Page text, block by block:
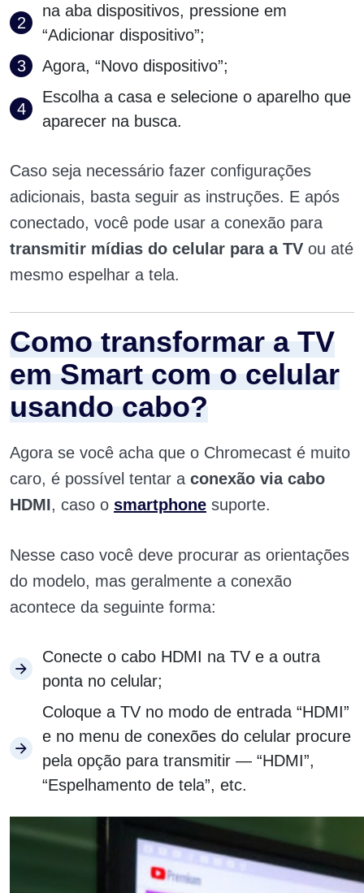
na aba dispositivos, pressione em
“Adicionar dispositivo”;
Agora, “Novo dispositivo”;
Escolha a casa e selecione o aparelho que
aparecer na busca.
Caso seja necessário fazer configurações
adicionais, basta seguir as instruções. E após
conectado, você pode usar a conexão para
transmitir mídias do celular para a TV ou até
mesmo espelhar a tela.
Como transformar a TV
em Smart com o celular
usando cabo?
Agora se você acha que o Chromecast é muito
caro, é possível tentar a conexão via cabo
HDMI, caso o smartphone suporte.
Nesse caso você deve procurar as orientações
do modelo, mas geralmente a conexão
acontece da seguinte forma:
Conecte o cabo HDMI na TV e a outra
ponta no celular;
Coloque a TV no modo de entrada “HDMI”
e no menu de conexões do celular procure
pela opção para transmitir — “HDMI”,
“Espelhamento de tela”, etc.